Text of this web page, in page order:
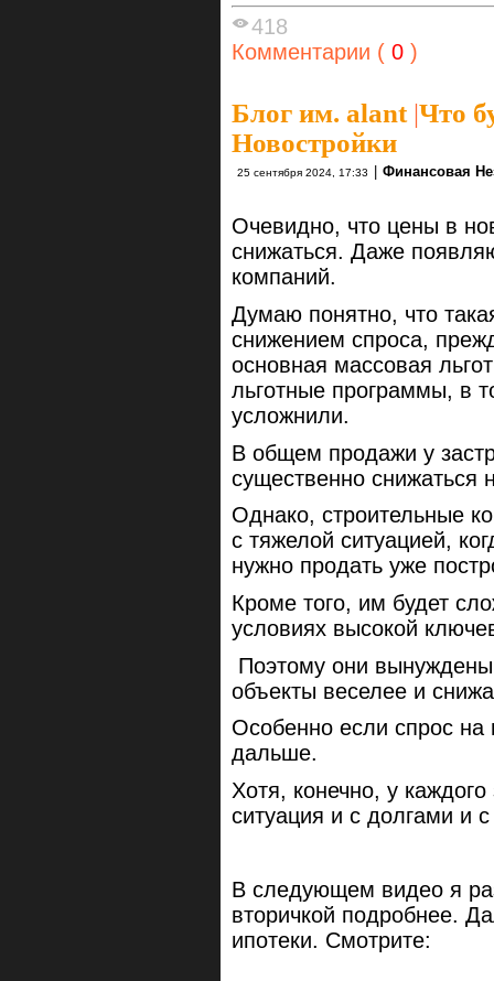
418
Комментарии ( 0 )
Блог им. alant|Что
Новостройки
25 сентября 2024, 17:33 Финансовая
Очевидно, что цены в
снижаться. Даже
компаний.
Думаю понятно, что
снижением спроса,
основная массовая
льготные программы, в
усложнили.
В общем продажи у
существенно снижаться
Однако, строительные
с тяжелой ситуацией,
нужно продать уже
Кроме того, им будет
условиях высокой
Поэтому они вынуждены
объекты веселее и
Особенно если спрос на
дальше.
Хотя, конечно, у
ситуация и с долгами и
В следующем видео я
вторичкой подробнее.
ипотеки. Смотрите: